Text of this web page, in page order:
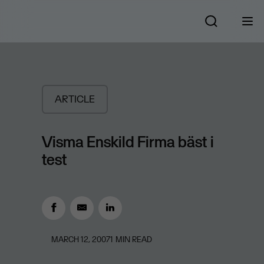
ARTICLE
Visma Enskild Firma bäst i
test
MARCH 12, 20071 MIN READ